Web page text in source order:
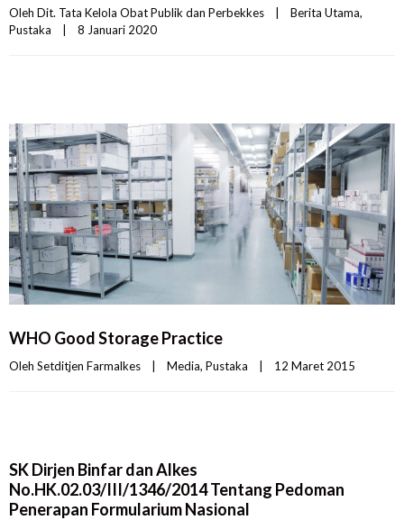
Oleh Dit. Tata Kelola Obat Publik dan Perbekkes Berita Utama
Pustaka
8 Januari 2020
WHO Good Storage Practice
Oleh Setditjen Farmalkes Media, Pustaka 12 Maret 2015
SK Dirjen Binfar dan Alkes
No.HK.02.03/III/1346/2014 Tentang Pedoman
Penerapan Formularium Nasional